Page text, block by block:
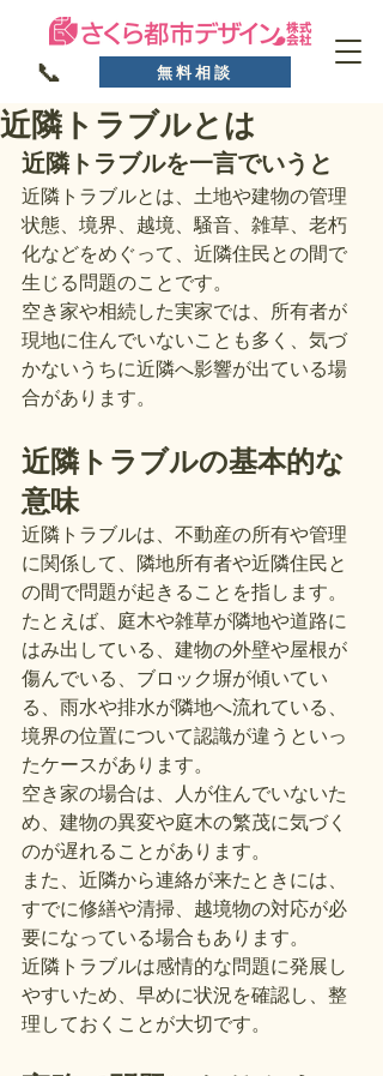
📞 無料相談
近隣トラブルとは
近隣トラブルを一言でいうと
近隣トラブルとは、土地や建物の管理
状態、境界、越境、騒音、雑草、老朽
化などをめぐって、近隣住民との間で
生じる問題のことです。
空き家や相続した実家では、所有者が
現地に住んでいないことも多く、気づ
かないうちに近隣へ影響が出ている場
合があります。
近隣トラブルの基本的な
意味
近隣トラブルは、不動産の所有や管理
に関係して、隣地所有者や近隣住民と
の間で問題が起きることを指します。
たとえば、庭木や雑草が隣地や道路に
はみ出している、建物の外壁や屋根が
傷んでいる、ブロック塀が傾いてい
る、雨水や排水が隣地へ流れている、
境界の位置について認識が違うといっ
たケースがあります。
空き家の場合は、人が住んでいないた
め、建物の異変や庭木の繁茂に気づく
のが遅れることがあります。
また、近隣から連絡が来たときには、
すでに修繕や清掃、越境物の対応が必
要になっている場合もあります。
近隣トラブルは感情的な問題に発展し
やすいため、早めに状況を確認し、整
理しておくことが大切です。